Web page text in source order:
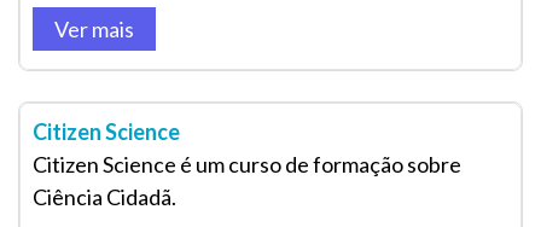
Ver mais
Citizen Science
Citizen Science é um curso de formação sobre
Ciência Cidadã.